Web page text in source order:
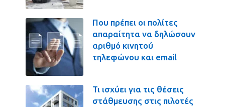
Που πρέπει οι πολίτες
απαραίτητα να δηλώσουν
αριθμό κινητού
τηλεφώνου και email
Τι ισχύει για τις θέσεις
στάθμευσης στις πιλοτές